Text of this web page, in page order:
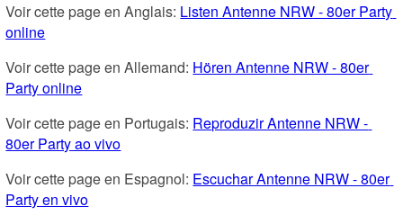
Voir cette page en Anglais: Listen Antenne NRW - 80er Party
online
Voir cette page en Allemand: Hören Antenne NRW - 80er
Party online
Voir cette page en Portugais: Reproduzir Antenne NRW -
80er Party ao vivo
Voir cette page en Espagnol: Escuchar Antenne NRW - 80er
Party en vivo